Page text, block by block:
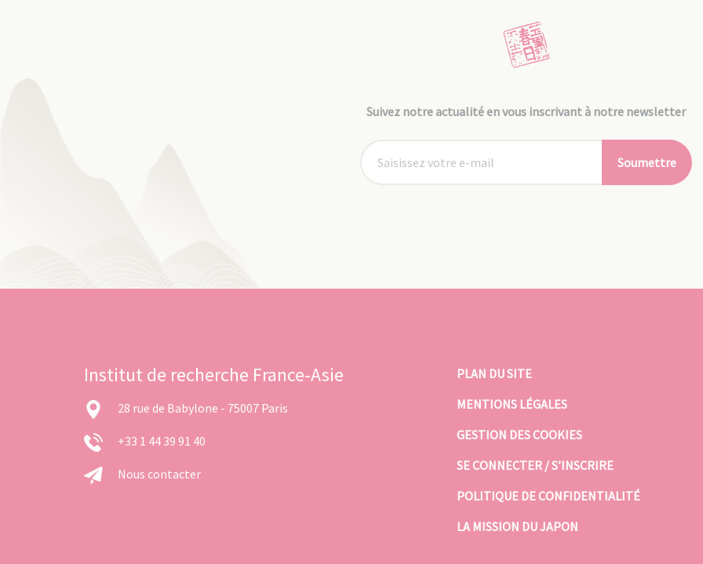
Suivez notre actualité en vous inscrivant à notre newsletter
Soumettre
Institut de recherche France-Asie
28 rue de Babylone - 75007 Paris
+33 1 44 39 91 40
Nous contacter
PLAN DU SITE
MENTIONS LÉGALES
GESTION DES COOKIES
SE CONNECTER / S’INSCRIRE
POLITIQUE DE CONFIDENTIALITÉ
LA MISSION DU JAPON